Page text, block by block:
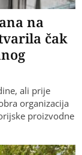
na
čak
ali prije
organizacija
proizvodne